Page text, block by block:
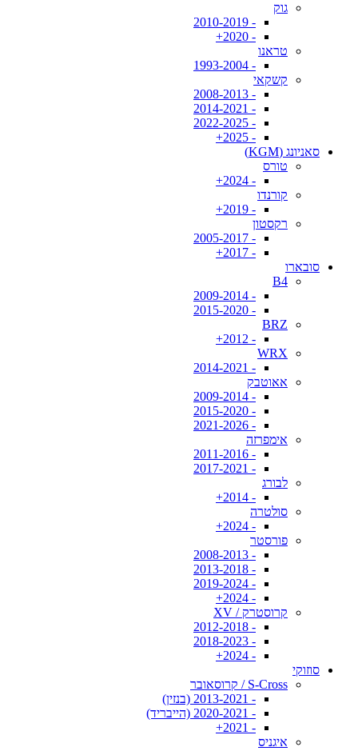
גוק
- 2010-2019
- 2020+
טראנו
- 1993-2004
קשקאי
- 2008-2013
- 2014-2021
- 2022-2025
- 2025+
סאניונג (KGM)
טורס
- 2024+
קורנדו
- 2019+
רקסטון
- 2005-2017
- 2017+
סובארו
B4
- 2009-2014
- 2015-2020
BRZ
- 2012+
WRX
- 2014-2021
אאוטבק
- 2009-2014
- 2015-2020
- 2021-2026
אימפרזה
- 2011-2016
- 2017-2021
לבורג
- 2014+
סולטרה
- 2024+
פורסטר
- 2008-2013
- 2013-2018
- 2019-2024
- 2024+
קרוסטרק / XV
- 2012-2018
- 2018-2023
- 2024+
סוזוקי
S-Cross / קרוסאובר
- 2013-2021 (בנזין)
- 2020-2021 (הייבריד)
- 2021+
איגניס